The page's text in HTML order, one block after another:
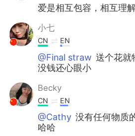
爱是相互包容，相互理
小七
CN EN
@Final straw 送个花就
没钱还心眼小
Becky
CN EN
@Cathy 没有任何物质
哈哈